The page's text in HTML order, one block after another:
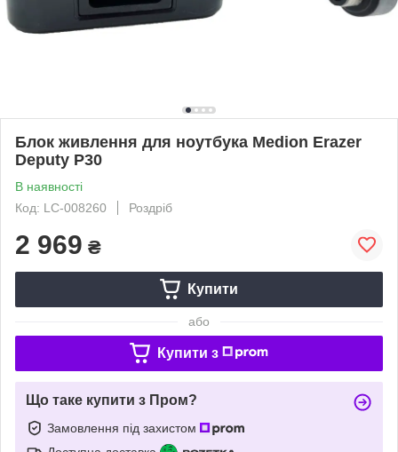
Блок живлення для ноутбука Medion Erazer
Deputy P30
В наявності
Код: LC-008260
Роздріб
2 969 ₴
Купити
або
Купити з
Що таке купити з Пром?
Замовлення під захистом